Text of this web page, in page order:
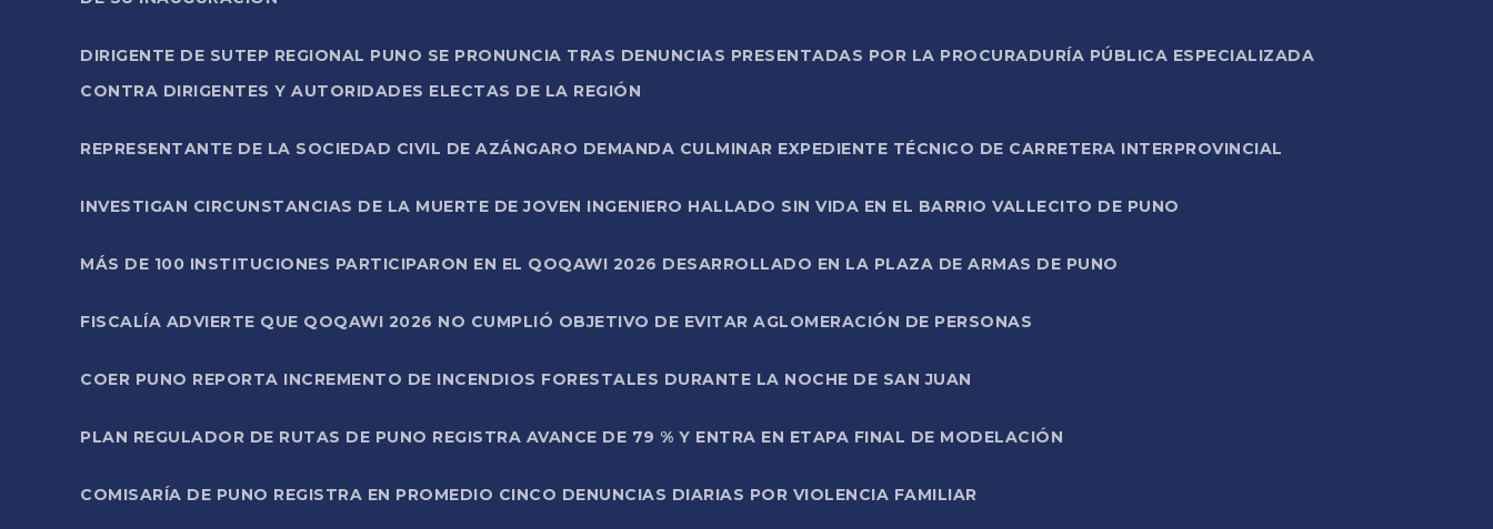
DIRIGENTE DE SUTEP REGIONAL PUNO SE PRONUNCIA TRAS DENUNCIAS PRESENTADAS POR LA PROCURADURÍA PÚBLICA ESPECIALIZADA
CONTRA DIRIGENTES Y AUTORIDADES ELECTAS DE LA REGIÓN
REPRESENTANTE DE LA SOCIEDAD CIVIL DE AZÁNGARO DEMANDA CULMINAR EXPEDIENTE TÉCNICO DE CARRETERA INTERPROVINCIAL
INVESTIGAN CIRCUNSTANCIAS DE LA MUERTE DE JOVEN INGENIERO HALLADO SIN VIDA EN EL BARRIO VALLECITO DE PUNO
MÁS DE 100 INSTITUCIONES PARTICIPARON EN EL QOQAWI 2026 DESARROLLADO EN LA PLAZA DE ARMAS DE PUNO
FISCALÍA ADVIERTE QUE QOQAWI 2026 NO CUMPLIÓ OBJETIVO DE EVITAR AGLOMERACIÓN DE PERSONAS
COER PUNO REPORTA INCREMENTO DE INCENDIOS FORESTALES DURANTE LA NOCHE DE SAN JUAN
PLAN REGULADOR DE RUTAS DE PUNO REGISTRA AVANCE DE 79 % Y ENTRA EN ETAPA FINAL DE MODELACIÓN
COMISARÍA DE PUNO REGISTRA EN PROMEDIO CINCO DENUNCIAS DIARIAS POR VIOLENCIA FAMILIAR